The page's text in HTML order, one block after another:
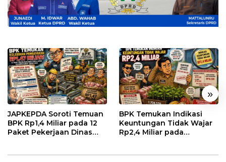
« »
JAPKEPDA Soroti Temuan
BPK Rp1,4 Miliar pada 12
Paket Pekerjaan Dinas
BPK Temukan Indikasi
Keuntungan Tidak Wajar
Rp2,4 Miliar pada